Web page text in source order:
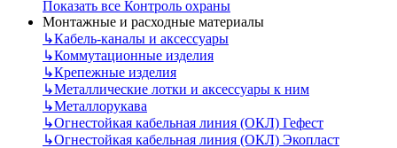
Показать все Контроль охраны
Монтажные и расходные материалы
↳Кабель-каналы и аксессуары
↳Коммутационные изделия
↳Крепежные изделия
↳Металлические лотки и аксессуары к ним
↳Металлорукава
↳Огнестойкая кабельная линия (ОКЛ) Гефест
↳Огнестойкая кабельная линия (ОКЛ) Экопласт